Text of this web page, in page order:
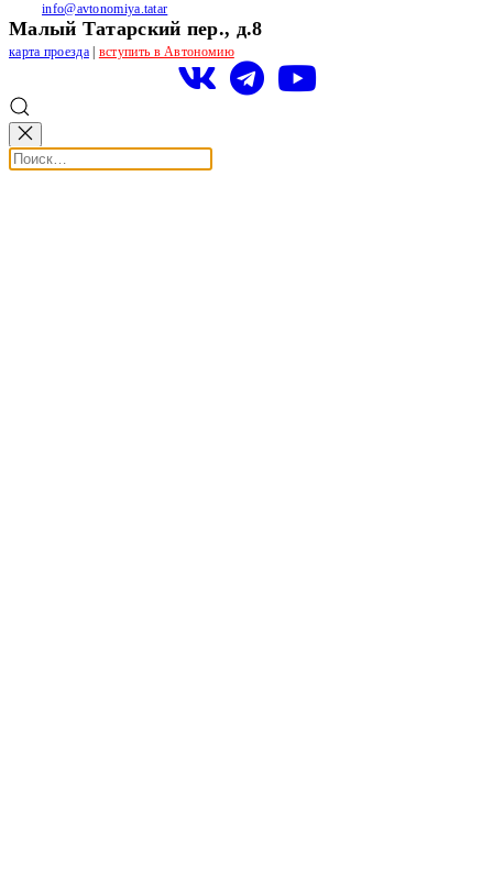
info@avtonomiya.tatar
Малый Татарский пер., д.8
карта проезда| вступить в Автономию